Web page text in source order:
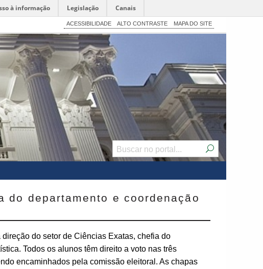
à informação Legislação Canais
ACESSIBILIDADE ALTO CONTRASTE MAPA DO SITE
departamento e coordenação
do setor de Ciências Exatas, chefia do
Todos os alunos têm direito a voto nas três
encaminhados pela comissão eleitoral. As chapas